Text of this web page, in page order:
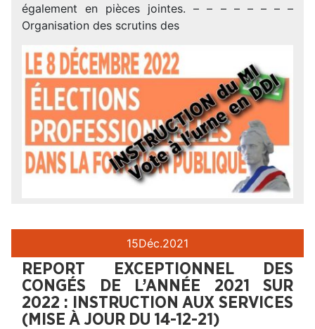
également en pièces jointes. – – – – – – – –
Organisation des scrutins des
15Déc.2021
REPORT EXCEPTIONNEL DES
CONGÉS DE L’ANNÉE 2021 SUR
2022 : INSTRUCTION AUX SERVICES
(MISE À JOUR DU 14-12-21)